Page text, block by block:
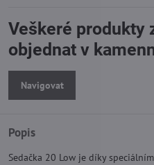
Veškeré produkty
objednat v
Navigovat
Popis
Sedačka 20 Low je díky